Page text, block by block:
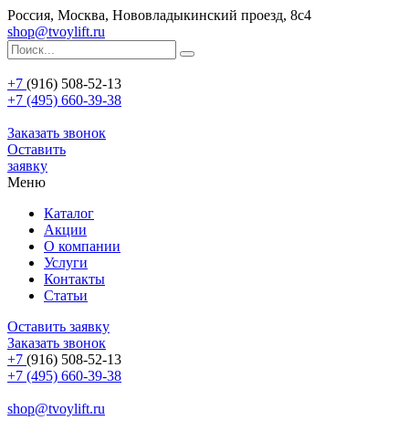
Россия, Москва, Нововладыкинский проезд, 8с4
shop@tvoylift.ru
+7 (916) 508-52-13
+7 (495) 660-39-38
Заказать звонок
Оставить
заявку
Меню
Каталог
Акции
О компании
Услуги
Контакты
Статьи
Оставить заявку
Заказать звонок
+7 (916) 508-52-13
+7 (495) 660-39-38
shop@tvoylift.ru